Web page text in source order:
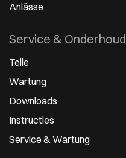
Anlässe
Service & Onderhoud
Teile
Wartung
Downloads
Instructies
Service & Wartung